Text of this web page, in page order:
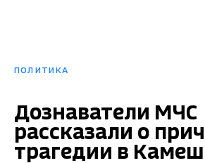
ПОЛИТИКА
Дознаватели МЧС
рассказали о
трагедии в